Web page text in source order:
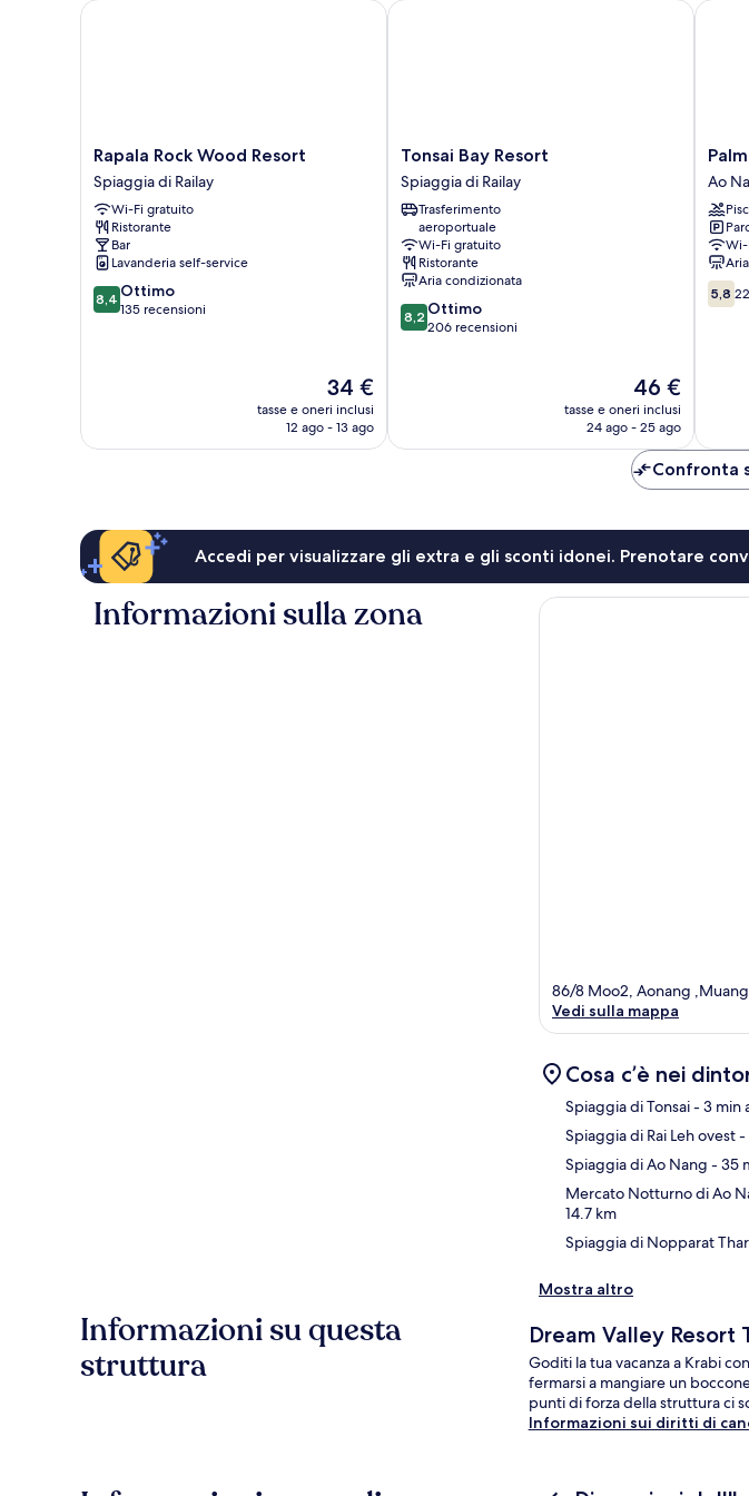
Rapala
Rock
Wood
Resort
Spiaggia
di
Railay
Rapala Rock Wood Resort
Spiaggia di Railay
Wi-Fi gratuito
Ristorante
Bar
Lavanderia self-service
8.4
su
8,4 Ottimo
135 recensioni
Il
prezzo
attuale
34 €
tasse e oneri inclusi
12 ago - 13 ago
Rapala Rock Wood Resort
Tonsai
Bay
Resort
Spiaggia
Railay
Tonsai Bay Resort
Spiaggia di Railay
Trasferimento
aeroportuale
Wi-Fi gratuito
Ristorante
Aria condizionata
8.2
su
8,2 Ottimo
206 recensioni
Il
prezzo
attuale
46 €
46 €
tasse e oneri inclusi
24 ago - 25 ago
Tonsai Bay Resort
Palm
Ao
Nang
Ao
5.8
su
5,8
Palm
Confronta
Accedi per visualizzare gli extra e gli sconti idonei. Prenotare
Informazioni sulla zona
86/8 Moo2, Aonang
Vedi sulla mappa
Cosa c’è nei
Spiaggia di Tonsai- 3 min
Spiaggia di Rai Leh ovest-
Spiaggia di Ao Nang - 35
Mercato Notturno di Ao
14.7 km
Spiaggia di Nopparat
Mostra altro
Informazioni su questa
struttura
Dream Valley Resort
Goditi la tua vacanza a Krabi
fermarsi a mangiare un
punti di forza della struttura ci
Informazioni sui diritti di